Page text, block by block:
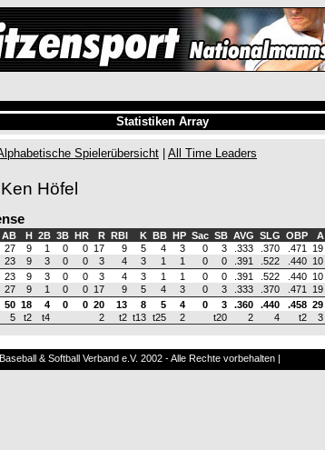
Statistiken Array
Spielerübersicht All Time Leaders
Höfel
AB H 2B 3B HR R RBI K BB HP Sac SB AVG SLG OBP A
27 9 1 0 0 17 9 5 4 3 0 3 .333 .370 .471 19
23 9 3 0 0 3 4 3 1 1 0 0 .391 .522 .440 10
23 9 3 0 0 3 4 3 1 1 0 0 .391 .522 .440 10
27 9 1 0 0 17 9 5 4 3 0 3 .333 .370 .471 19
50 18 4 0 0 20 13 8 5 4 0 3 .360 .440 .458 29
5 t2 t4 2 t2 t13 t25 2 t20 2 4 t2 3
& Softball Verband e.V. 2002 - Alle Rechte vorbehalten |